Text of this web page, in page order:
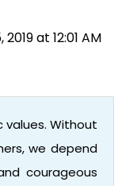
at 12:01 AM
values. Without
we depend
courageous